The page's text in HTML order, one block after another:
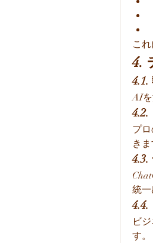
こ
4.
AIを
プ
きま
統一
ビ
す。